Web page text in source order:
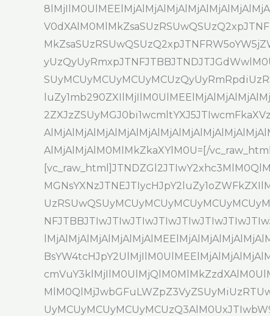
AlMjAlMjAlM0MlMkZkaXYlM0U=[/